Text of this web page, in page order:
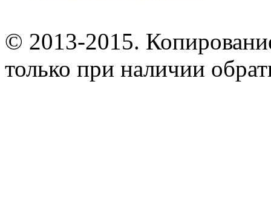
© 2013-2015.
только при наличии